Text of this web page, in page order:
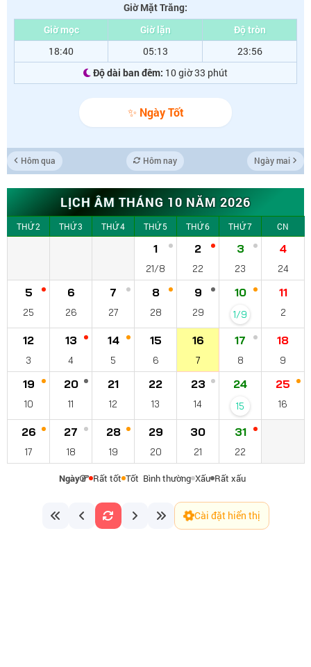
Giờ Mặt Trăng:
Giờ mọc
Giờ lặn
Độ tròn
18:40
05:13
23:56
Độ dài ban đêm: 10 giờ 33 phút
✨ Ngày Tốt
Hôm qua Hôm nay Ngày mai
LỊCH ÂM THÁNG 10 NĂM 2026
THỨ 2 THỨ 3 THỨ 4 THỨ 5 THỨ 6 THỨ 7 CN
1
21/8
2
22
3
23
4
24
5
25
6
26
7
27
8
28
9
29
10
1/9
11
2
12
3
13
4
14
5
15
6
16
7
17
8
18
9
19
10
20
11
21
12
22
13
23
14
24
15
25
16
26
17
27
18
28
19
29
20
30
21
31
22
Ngày Rất tốt Tốt Bình thường Xấu Rất xấu
Cài đặt hiển thị